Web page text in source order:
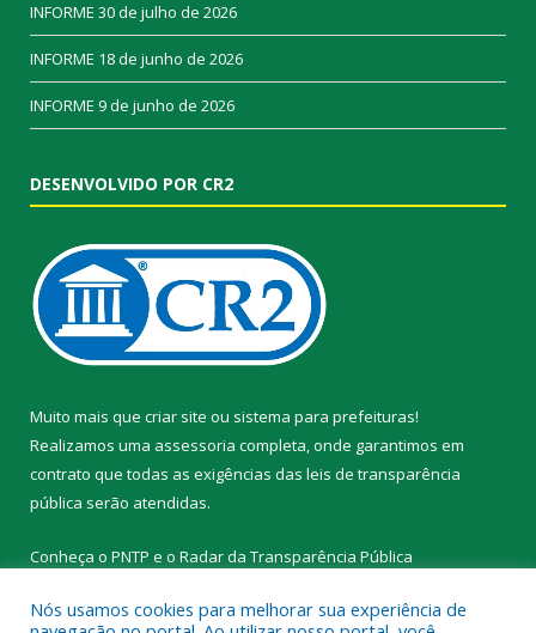
INFORME 30 de julho de 2026
INFORME 18 de junho de 2026
INFORME 9 de junho de 2026
DESENVOLVIDO POR CR2
Muito mais que criar site ou sistema para prefeituras!
Realizamos uma assessoria completa, onde garantimos em
contrato que todas as exigências das leis de transparência
pública serão atendidas.
Conheça o PNTP e o Radar da Transparência Pública
Nós usamos cookies para melhorar sua experiência de